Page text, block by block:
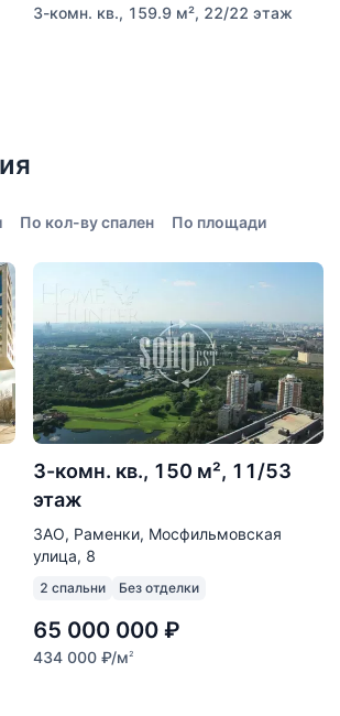
3-комн. кв., 159.9 м², 22/22 этаж
По кол-ву спален По площади
3-комн. кв., 150 м², 11/53
этаж
ЗАО, Раменки, Мосфильмовская
улица, 8
2 спальни Без отделки
65 000 000 ₽
434 000 ₽/м2